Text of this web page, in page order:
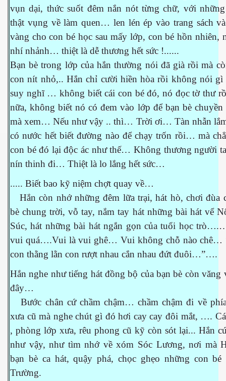
vụn dại, thức suốt đêm nắn nót từng chữ, với
thật vụng về làm quen… len lén ép vào trang sách
vàng cho con bé học sau mấy lớp, con bé hồn nhiên,
nhí nhảnh… thiệt là dễ thương hết sức !......
Bạn bè trong lớp của hắn thường nói đã già rồi mà
con nít nhỏ,.. Hắn chỉ cười hiền hòa rồi không nói
suy nghĩ … không biết cái con bé đó, nó đọc tờ thư
nữa, không biết nó có đem vào lớp để bạn bè chuyền
mà xem… Nếu như vậy .. thì… Trời ơi… Tàn nhẫn
có nước hết biết đường nào để chạy trốn rồi… mà
con bé đó lại độc ác như thế… Không thương người
nín thinh đi… Thiệt là lo lắng hết sức…
..... Biết bao kỹ niệm chợt quay về…
Hắn còn nhớ những đêm lữa trại, hát hò, chơi đùa
bè chung trời, vỗ tay, nắm tay hát những bài hát vể
Súc, hát những bài hát ngắn gọn của tuổi học
vui quá….Vui là vui ghê… Vui không chỗ nào chê…
con thằng lằn con rượt nhau cắn nhau đứt đuôi…”….
Hắn nghe như tiếng hát đồng bộ của bạn bè còn văng
đây…
Bước chân cứ chầm chậm… chầm chậm đi về
xưa cũ mà nghe chút gì đó hơi cay cay đôi mắt, ….
, phòng lớp xưa, rêu phong cũ kỹ còn sót lại... Hắn
như vậy, như tìm nhớ về xóm Sóc Lương, nơi mà
bạn bè ca hát, quậy phá, chọc ghẹo những con
Trường.